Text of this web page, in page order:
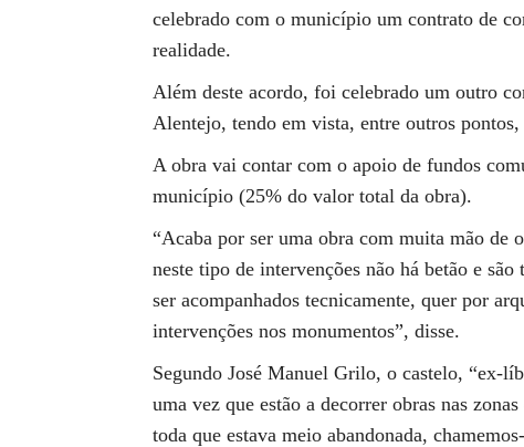
celebrado com o município um contrato de
realidade.
Além deste acordo, foi celebrado um outro
Alentejo, tendo em vista, entre outros
A obra vai contar com o apoio de fundos
município (25% do valor total da obra).
“Acaba por ser uma obra com muita mão de
neste tipo de intervenções não há betão e
ser acompanhados tecnicamente, quer por
intervenções nos monumentos”, disse.
Segundo José Manuel Grilo, o castelo, “ex-
uma vez que estão a decorrer obras nas
toda que estava meio abandonada,